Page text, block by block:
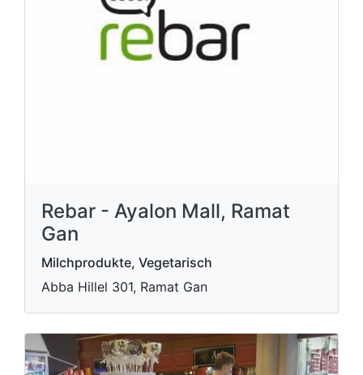
Rebar - Ayalon Mall, Ramat
Gan
Milchprodukte, Vegetarisch
Abba Hillel 301, Ramat Gan